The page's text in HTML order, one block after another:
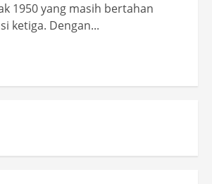
1950 yang masih bertahan
ketiga. Dengan...